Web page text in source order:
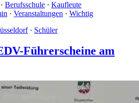
· Berufsschule · Kaufleute
· Veranstaltungen · Wichtig
· Schüler
Führerscheine am